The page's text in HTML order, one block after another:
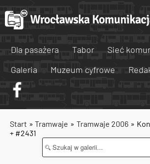
Dla pasażera Tabor
Sieć
Galeria
Muzeum cyfrowe
Start »Tramwaje » Tramwaje 2006 »
+ #2431